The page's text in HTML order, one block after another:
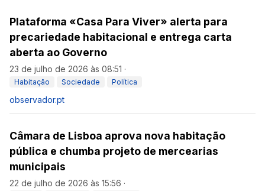
Plataforma «Casa Para Viver» alerta para
precariedade habitacional e entrega carta
aberta ao Governo
23 de julho de 2026 às 08:51 ·
Habitação Sociedade Política
observador.pt
Câmara de Lisboa aprova nova habitação
pública e chumba projeto de mercearias
municipais
22 de julho de 2026 às 15:56 ·